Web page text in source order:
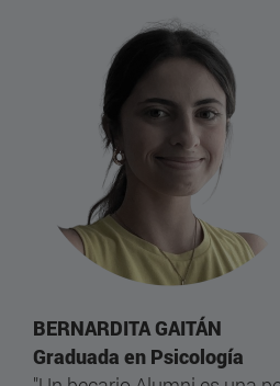
BERNARDITA GAITÁN
Graduada en Psicología